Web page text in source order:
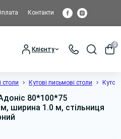
Контакти
Клієнту
0
столи Кутові письмові столи
80*100*75
ширина 1.0 м, стільниця